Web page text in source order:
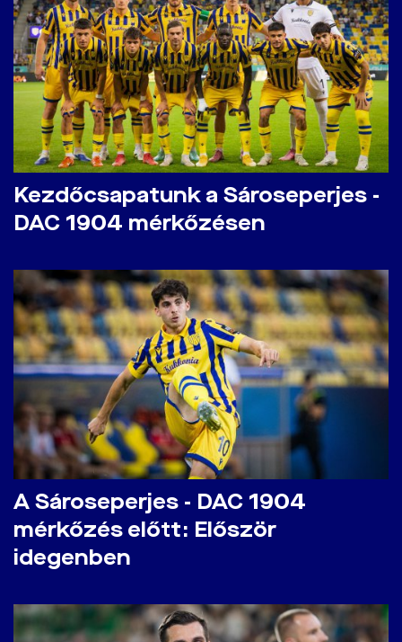
Kezdőcsapatunk a Sároseperjes -
DAC 1904 mérkőzésen
A Sároseperjes - DAC 1904
mérkőzés előtt: Először
idegenben